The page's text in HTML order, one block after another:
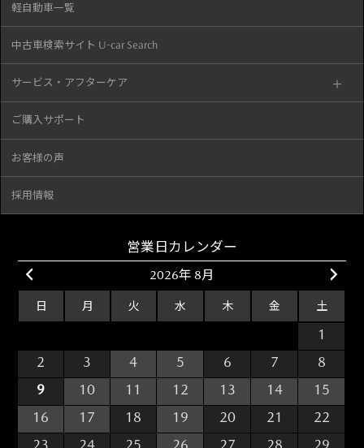
軽自動車一覧
中古車検索サイト U-car Search
サービス・アフターケア
ご購入サポート
お客様の声
採用情報
営業日カレンダー
2026年 8月
日 月 火 水 木 金 土
1
2
3 4 5 6 7
8
9
10 11 12 13 14
15
16
17 18 19 20 21
22